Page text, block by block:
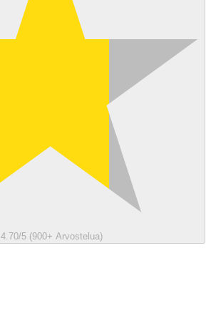
4.70/5 (900+ Arvostelua)